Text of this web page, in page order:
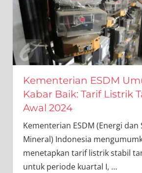
Kementerian ESDM
Kabar Baik: Tarif Listrik
Awal 2024
Kementerian ESDM (Energi dan
Mineral) Indonesia
menetapkan tarif listrik stabil
untuk periode kuartal I, …